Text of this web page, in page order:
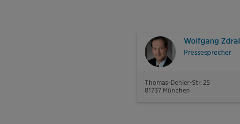
Wolfgang Zdral
Pressesprecher
Thomas-Dehler-Str. 25
81737 München